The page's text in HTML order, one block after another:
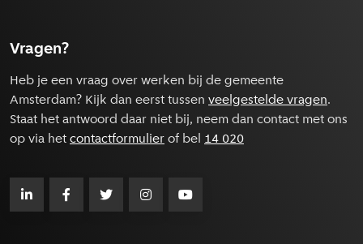
Vragen?
Heb je een vraag over werken bij de gemeente
Amsterdam? Kijk dan eerst tussen veelgestelde vragen.
Staat het antwoord daar niet bij, neem dan contact met ons
op via hetcontactformulierof bel 14 020